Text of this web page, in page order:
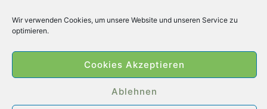
Wir verwenden Cookies, um unsere Website und unseren Service zu
optimieren.
Cookies Akzeptieren
Ablehnen
Menü
Copyright © 2026Zimmerbrunnen-Welt|
Präsentiert vonResponsive-Theme